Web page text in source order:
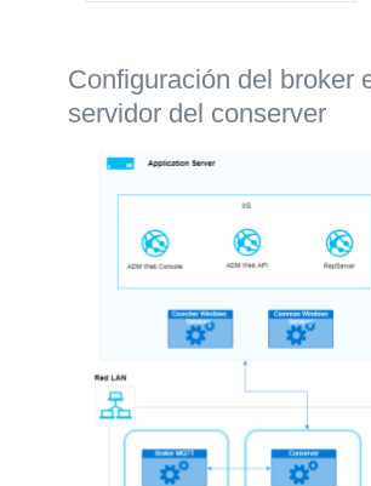
Configuración del broker
servidor del conserver